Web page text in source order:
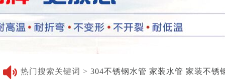
热门搜索关键词 > 304不锈钢水管 家装水管 家装不锈